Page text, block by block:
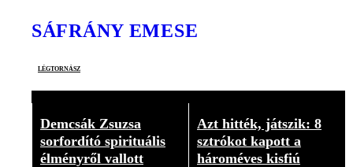
SÁFRÁNY EMESE
légtornász
Demcsák Zsuzsa
sorfordító spirituális
élményről vallott
Azt hitték, játszik: 8
sztrókot kapott a
hároméves kisfiú